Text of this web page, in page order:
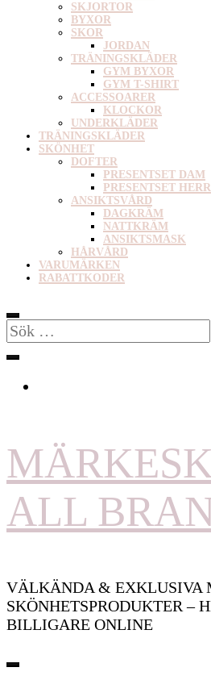
SKJORTOR
BYXOR
SKOR
JORDAN
TRÄNINGSKLÄDER
GYM BYXOR
GYM T-SHIRT
ACCESSOARER
KLOCKOR
UNDERKLÄDER
TRÄNINGSKLÄDER
SKÖNHET
DOFTER
PRESENTSET DAM
PRESENTSET HERR
ANSIKTSVÅRD
DAGKRÄM
NATTKRÄM
ANSIKTSMASK
HÅRVÅRD
VARUMÄRKEN
RABATTKODER
Sök
efter:
ALL
VÄLKÄNDA & EXKLUSIVA
SKÖNHETSPRODUKTER –
BILLIGARE ONLINE